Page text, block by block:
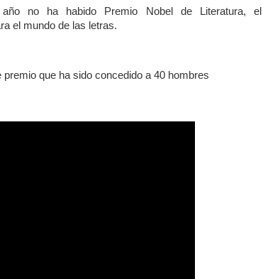
no ha habido Premio Nobel de Literatura, el
el mundo de las letras.
que ha sido concedido a 40 hombres